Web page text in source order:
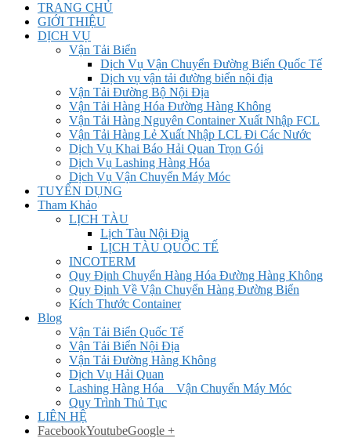
TRANG CHỦ
GIỚI THIỆU
DỊCH VỤ
Vận Tải Biển
Dịch Vụ Vận Chuyển Đường Biển Quốc Tế
Dịch vụ vận tải đường biển nội địa
Vận Tải Đường Bộ Nội Địa
Vận Tải Hàng Hóa Đường Hàng Không
Vận Tải Hàng Nguyên Container Xuất Nhập FCL
Vận Tải Hàng Lẻ Xuất Nhập LCL Đi Các Nước
Dịch Vụ Khai Báo Hải Quan Trọn Gói
Dịch Vụ Lashing Hàng Hóa
Dịch Vụ Vận Chuyển Máy Móc
TUYỂN DỤNG
Tham Khảo
LỊCH TÀU
Lịch Tàu Nội Địa
LỊCH TÀU QUỐC TẾ
INCOTERM
Quy Định Chuyển Hàng Hóa Đường Hàng Không
Quy Định Về Vận Chuyển Hàng Đường Biển
Kích Thước Container
Blog
Vận Tải Biển Quốc Tế
Vận Tải Biển Nội Địa
Vận Tải Đường Hàng Không
Dịch Vụ Hải Quan
Lashing Hàng Hóa _ Vận Chuyển Máy Móc
Quy Trình Thủ Tục
LIÊN HỆ
FacebookYoutubeGoogle +